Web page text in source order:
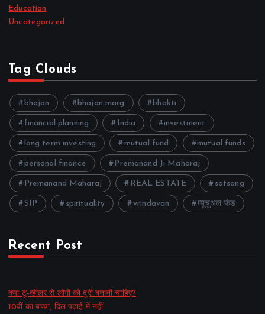
Education
Uncategorized
Tag Clouds
bhajan bhajan marg bhakti
financial planning India investment
long term investing mutual fund mutual funds
personal finance Premanand Ji Maharaj
Premanand Maharaj REAL ESTATE satsang
SIP spirituality vrindavan म्यूचुअल फंड
Recent Post
क्या टू-व्हीलर से लोगों को दूरी बनानी चाहिए?
10वीं का बच्चा, दिल पढ़ाई में नहीं